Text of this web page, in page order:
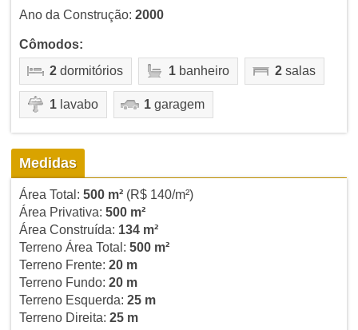
Ano da Construção: 2000
Cômodos:
2dormitórios 1banheiro 2salas
1lavabo 1garagem
Medidas
Área Total: 500 m²(R$ 140/m²)
Área Privativa: 500 m²
Área Construída: 134 m²
Terreno Área Total: 500 m²
Terreno Frente: 20 m
Terreno Fundo: 20 m
Terreno Esquerda: 25 m
Terreno Direita: 25 m